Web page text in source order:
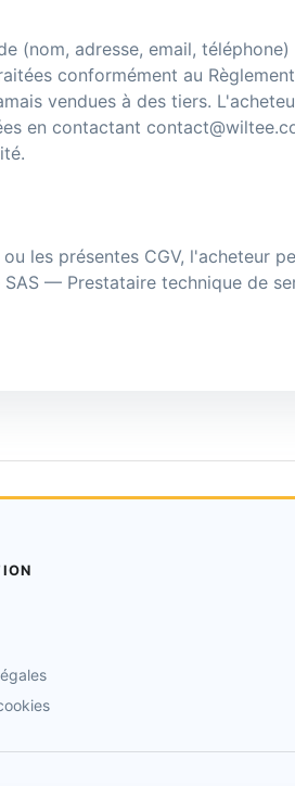
(nom, adresse, email,
conformément au
vendues à des tiers.
en contactant
les présentes CGV, l'acheteur
— Prestataire technique de